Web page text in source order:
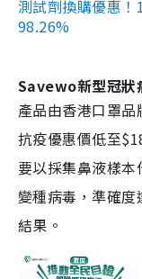
測試劑換購優惠
98.26%
Savewo新型冠狀
產品由香港口罩品
抗疫優惠價低至
要以採集鼻液樣
變種病毒，準確
結果。